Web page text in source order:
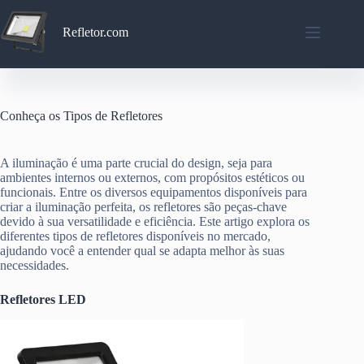
para
o
conteúdo
Refletor.com
Conheça os Tipos de Refletores
A iluminação é uma parte crucial do design, seja para
ambientes internos ou externos, com propósitos estéticos ou
funcionais. Entre os diversos equipamentos disponíveis para
criar a iluminação perfeita, os refletores são peças-chave
devido à sua versatilidade e eficiência. Este artigo explora os
diferentes tipos de refletores disponíveis no mercado,
ajudando você a entender qual se adapta melhor às suas
necessidades.
Refletores LED